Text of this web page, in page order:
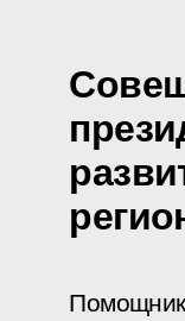
Помощник